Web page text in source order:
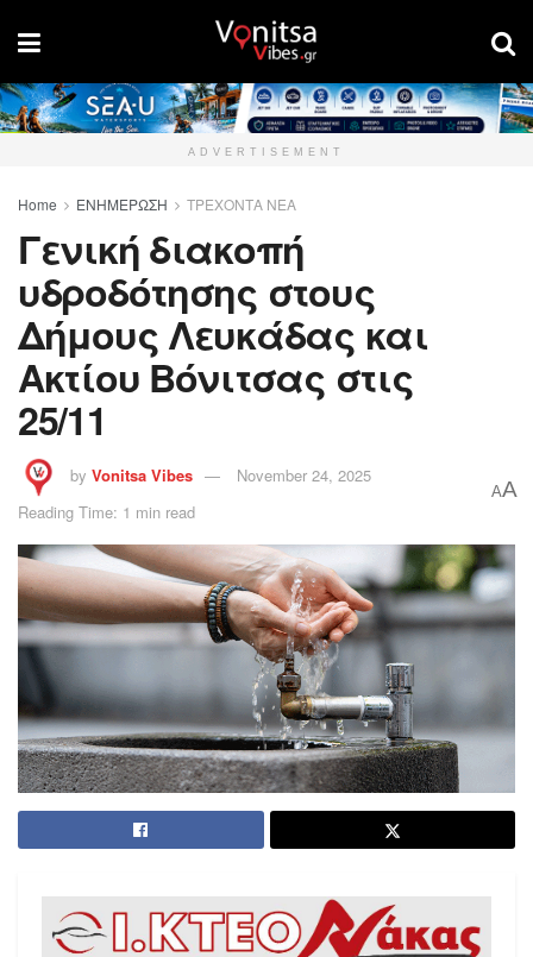
ADVERTISEMENT
Home ΕΝΗΜΕΡΩΣΗ ΤΡΕΧΟΝΤΑ ΝΕΑ
Γενική διακοπή
υδροδότησης στους
Δήμους Λευκάδας και
Ακτίου Βόνιτσας στις
25/11
by Vonitsa Vibes
November 24, 2025
Reading Time: 1 min read
AA